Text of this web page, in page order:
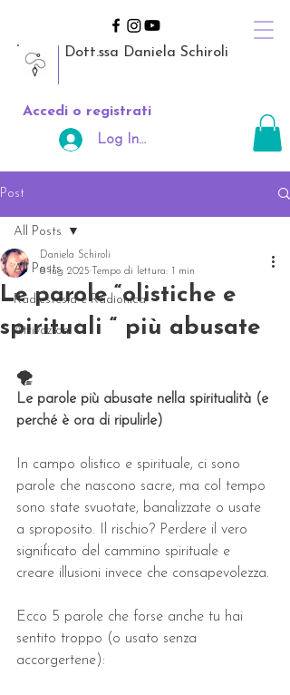
Dott.ssa Daniela Schiroli
Accedi o registrati
Log In Area Riservata
Post
All Posts
Radiestesia e Radionica
Attivazioni
All Posts
Le parole “olistiche e
spirituali “ più abusate
Daniela Schiroli
8 lug 2025
Tempo di lettura: 1 min
🌪️
Le parole più abusate nella spiritualità (e
perché è ora di ripulirle)
In campo olistico e spirituale, ci sono
parole che nascono sacre, ma col tempo
sono state svuotate, banalizzate o usate
a sproposito. Il rischio? Perdere il vero
significato del cammino spirituale e
creare illusioni invece che consapevolezza.
Ecco 5 parole che forse anche tu hai
sentito troppo (o usato senza
accorgertene):